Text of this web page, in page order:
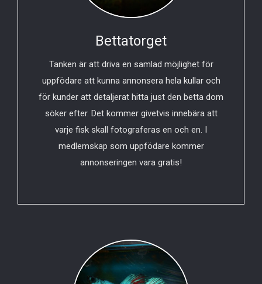
Bettatorget
Tanken är att driva en samlad möjlighet för
uppfödare att kunna annonsera hela kullar och
för kunder att detaljerat hitta just den betta dom
söker efter. Det kommer givetvis innebära att
varje fisk skall fotograferas en och en. I
medlemskap som uppfödare kommer
annonseringen vara gratis!